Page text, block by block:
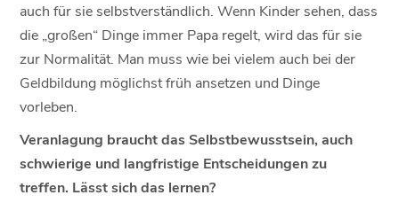
auch für sie selbstverständlich. Wenn Kinder sehen, dass
die „großen“ Dinge immer Papa regelt, wird das für sie
zur Normalität. Man muss wie bei vielem auch bei der
Geldbildung möglichst früh ansetzen und Dinge
vorleben.
Veranlagung braucht das Selbstbewusstsein, auch
schwierige und langfristige Entscheidungen zu
treffen. Lässt sich das lernen?